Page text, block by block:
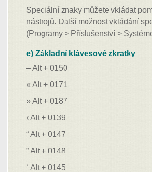
Speciální znaky můžete vkládat
nástrojů. Další možnost vkládání
(Programy > Příslušenství >
e) Základní klávesové zkratky
– Alt + 0150
« Alt + 0171
» Alt + 0187
‹ Alt + 0139
“ Alt + 0147
” Alt + 0148
‘ Alt + 0145